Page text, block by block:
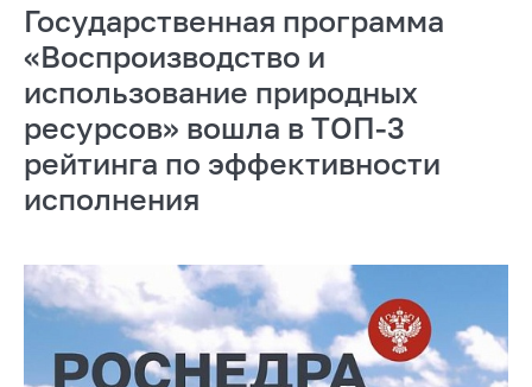
Государственная программа
«Воспроизводство и
использование природных
ресурсов» вошла в ТОП-3
рейтинга по эффективности
исполнения